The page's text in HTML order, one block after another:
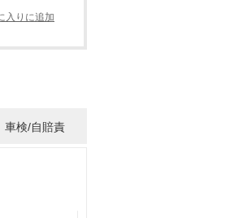
入りに追加
車検/自賠責